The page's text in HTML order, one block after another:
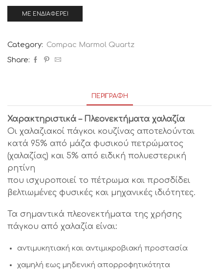
Category: Compac Marmol Quartz
Share:
ΠΕΡΙΓΡΑΦΉ
Χαρακτηριστικά – Πλεονεκτήματα χαλαζία
Οι χαλαζιακοί πάγκοι κουζίνας αποτελούνται
κατά 95% από μάζα φυσικού πετρώματος
(χαλαζίας) και 5% από ειδική πολυεστερική
ρητίνη
που ισχυροποιεί το πέτρωμα και προσδίδει
βελτιωμένες φυσικές και μηχανικές ιδιότητες.
Τα σημαντικά πλεονεκτήματα της χρήσης
πάγκου από χαλαζία είναι:
αντιμυκητιακή και αντιμικροβιακή προστασία
χαμηλή εως μηδενική απορροφητικότητα